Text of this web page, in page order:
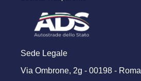
Sede Legale
Via Ombrone, 2g - 00198 - Roma